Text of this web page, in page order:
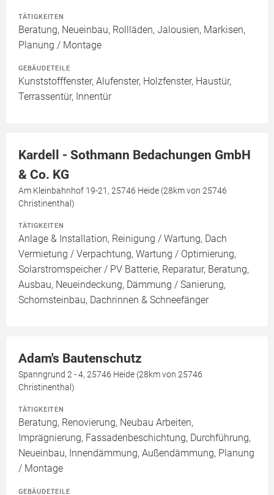
TÄTIGKEITEN
Beratung, Neueinbau, Rollläden, Jalousien, Markisen,
Planung / Montage
GEBÄUDETEILE
Kunststofffenster, Alufenster, Holzfenster, Haustür,
Terrassentür, Innentür
Kardell - Sothmann Bedachungen GmbH
& Co. KG
Am Kleinbahnhof 19-21, 25746 Heide (28km von 25746
Christinenthal)
TÄTIGKEITEN
Anlage & Installation, Reinigung / Wartung, Dach
Vermietung / Verpachtung, Wartung / Optimierung,
Solarstromspeicher / PV Batterie, Reparatur, Beratung,
Ausbau, Neueindeckung, Dämmung / Sanierung,
Schornsteinbau, Dachrinnen & Schneefänger
Adam's Bautenschutz
Spanngrund 2 - 4, 25746 Heide (28km von 25746
Christinenthal)
TÄTIGKEITEN
Beratung, Renovierung, Neubau Arbeiten,
Imprägnierung, Fassadenbeschichtung, Durchführung,
Neueinbau, Innendämmung, Außendämmung, Planung
/ Montage
GEBÄUDETEILE